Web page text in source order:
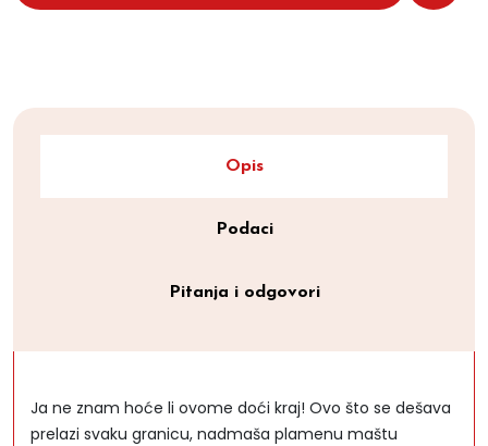
Opis
Podaci
Pitanja i odgovori
Ja ne znam hoće li ovome doći kraj! Ovo što se dešava
prelazi svaku granicu, nadmaša plamenu maštu